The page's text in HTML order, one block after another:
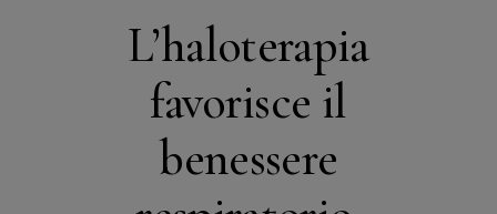
L’haloterapia
favorisce il
benessere